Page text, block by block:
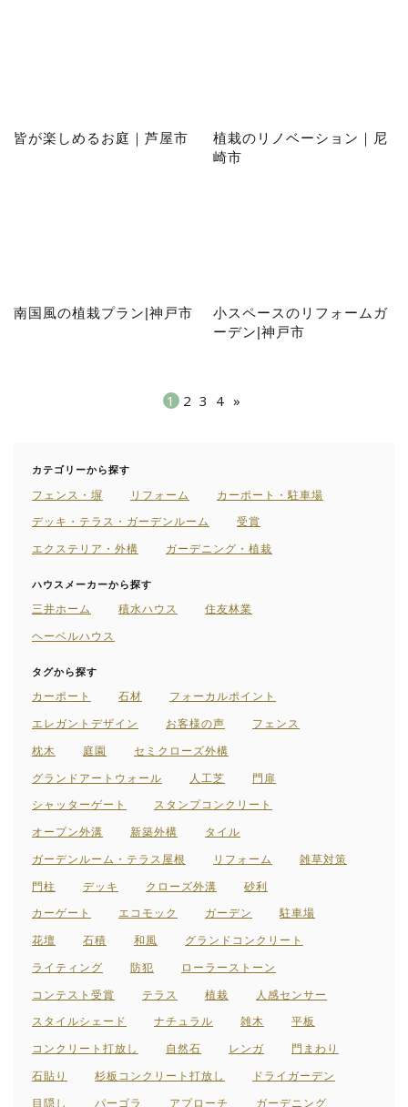
皆が楽しめるお庭｜芦屋市
植栽のリノベーション｜尼
崎市
南国風の植栽プラン|神戸市
小スペースのリフォームガ
ーデン|神戸市
1 2 3 4 »
カテゴリーから探す
フェンス・塀 リフォーム カーポート・駐車場
デッキ・テラス・ガーデンルーム 受賞
エクステリア・外構 ガーデニング・植栽
ハウスメーカーから探す
三井ホーム 積水ハウス 住友林業
ヘーベルハウス
タグから探す
カーポート 石材 フォーカルポイント
エレガントデザイン お客様の声 フェンス
枕木 庭園 セミクローズ外構
グランドアートウォール 人工芝 門扉
シャッターゲート スタンプコンクリート
オープン外溝 新築外構 タイル
ガーデンルーム・テラス屋根 リフォーム 雑草対策
門柱 デッキ クローズ外溝 砂利
カーゲート エコモック ガーデン 駐車場
花壇 石積 和風 グランドコンクリート
ライティング 防犯 ローラーストーン
コンテスト受賞 テラス 植栽 人感センサー
スタイルシェード ナチュラル 雑木 平板
コンクリート打放し 自然石 レンガ 門まわり
石貼り 杉板コンクリート打放し ドライガーデン
目隠し パーゴラ アプローチ ガーデニング